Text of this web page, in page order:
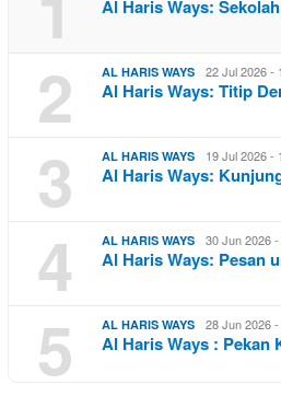
Al Haris Ways:
2 AL HARIS WAYS 22 Jul 2026 -
Al Haris Ways: Titip
3 AL HARIS WAYS 19 Jul 2026 -
Al Haris Ways:
4 AL HARIS WAYS 30 Jun 2026
Al Haris Ways: Pesan
5 AL HARIS WAYS 28 Jun 2026
Al Haris Ways : Pekan